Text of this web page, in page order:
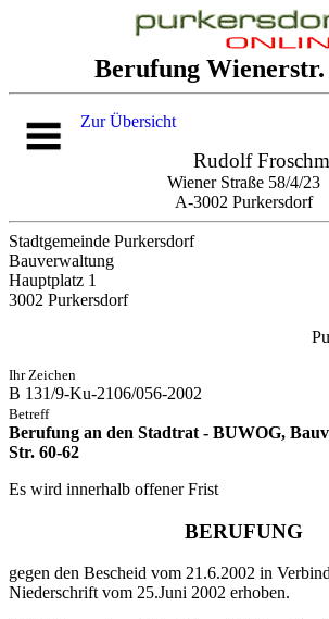
Berufung Wienerstr.
Zur Übersicht
Rudolf
Wiener Straße 58/4/23
A-3002 Purkersdorf
Stadtgemeinde Purkersdorf
Bauverwaltung
Hauptplatz 1
3002 Purkersdorf
Ihr Zeichen
B 131/9-Ku-2106/056-2002
Betreff
Berufung an den Stadtrat - BUWOG,
Str. 60-62
Es wird innerhalb offener Frist
BERUFUNG
gegen den Bescheid vom 21.6.2002 in
Niederschrift vom 25.Juni 2002 erhoben.